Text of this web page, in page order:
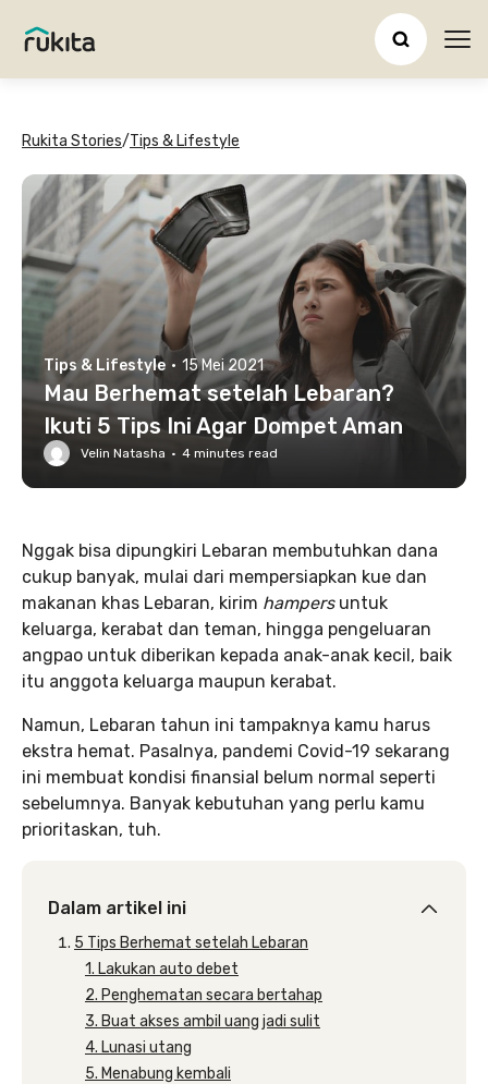
Rukita Stories/Tips & Lifestyle
Tips & Lifestyle · 15 Mei 2021
Mau Berhemat setelah Lebaran?
Ikuti 5 Tips Ini Agar Dompet Aman
Velin Natasha · 4 minutes read
Nggak bisa dipungkiri Lebaran membutuhkan dana
cukup banyak, mulai dari mempersiapkan kue dan
makanan khas Lebaran, kirim hampersuntuk
keluarga, kerabat dan teman, hingga pengeluaran
angpao untuk diberikan kepada anak-anak kecil, baik
itu anggota keluarga maupun kerabat.
Namun, Lebaran tahun ini tampaknya kamu harus
ekstra hemat. Pasalnya, pandemi Covid-19 sekarang
ini membuat kondisi finansial belum normal seperti
sebelumnya. Banyak kebutuhan yang perlu kamu
prioritaskan, tuh.
Dalam artikel ini
5 Tips Berhemat setelah Lebaran
1. Lakukan auto debet
2. Penghematan secara bertahap
3. Buat akses ambil uang jadi sulit
4. Lunasi utang
5. Menabung kembali